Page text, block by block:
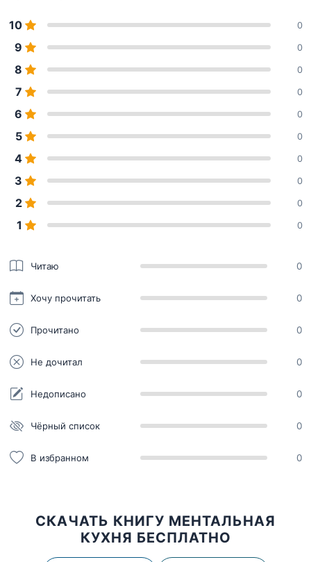
10 0
9 0
8 0
7 0
6 0
5 0
4 0
3 0
2 0
1 0
Читаю 0
Хочу прочитать 0
Прочитано 0
Не дочитал 0
Недописано 0
Чёрный список 0
В избранном 0
СКАЧАТЬ КНИГУ МЕНТАЛЬНАЯ
КУХНЯ БЕСПЛАТНО